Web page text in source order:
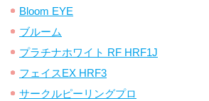
Bloom EYE
ブルーム
プラチナホワイト RF HRF1J
フェイスEX HRF3
サークルピーリングプロ